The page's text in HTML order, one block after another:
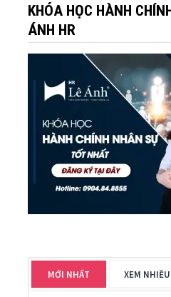
KHÓA HỌC HÀNH
ÁNH HR
MỚI NHẤT XEM NHIỀU